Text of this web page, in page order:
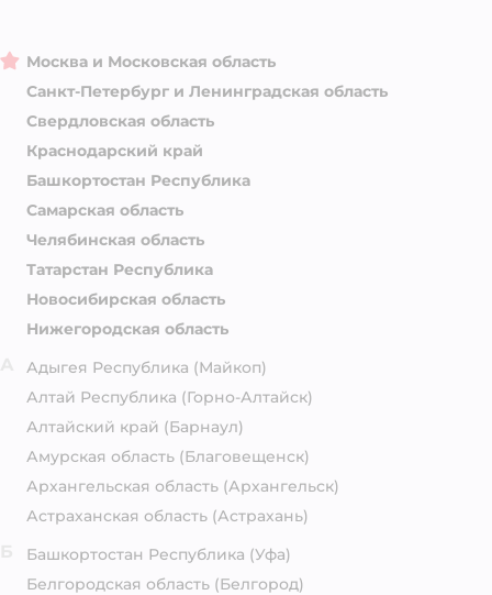
Москва и Московская область
Санкт-Петербург и Ленинградская область
Свердловская область
Краснодарский край
Башкортостан Республика
Самарская область
Челябинская область
Татарстан Республика
Новосибирская область
Нижегородская область
Адыгея Республика (Майкоп)
Алтай Республика (Горно-Алтайск)
Алтайский край (Барнаул)
Амурская область (Благовещенск)
Архангельская область (Архангельск)
Астраханская область (Астрахань)
Башкортостан Республика (Уфа)
Белгородская область (Белгород)